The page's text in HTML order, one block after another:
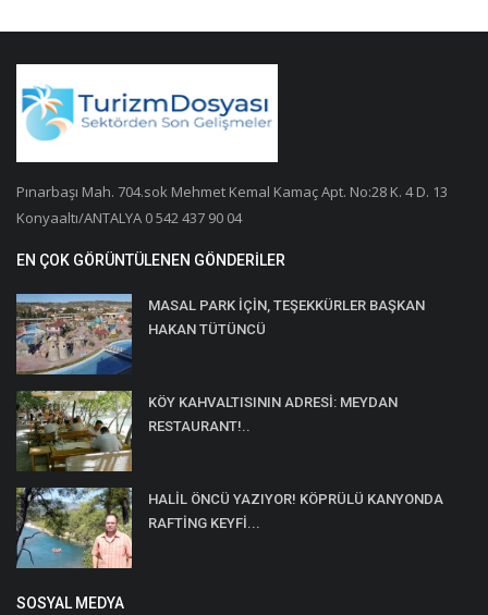
Pınarbaşı Mah. 704.sok Mehmet Kemal Kamaç Apt. No:28 K. 4 D. 13
Konyaaltı/ANTALYA 0 542 437 90 04
EN ÇOK GÖRÜNTÜLENEN GÖNDERILER
MASAL PARK İÇİN, TEŞEKKÜRLER BAŞKAN
HAKAN TÜTÜNCÜ
KÖY KAHVALTISININ ADRESİ: MEYDAN
RESTAURANT!..
HALİL ÖNCÜ YAZIYOR! KÖPRÜLÜ KANYONDA
RAFTİNG KEYFİ...
SOSYAL MEDYA